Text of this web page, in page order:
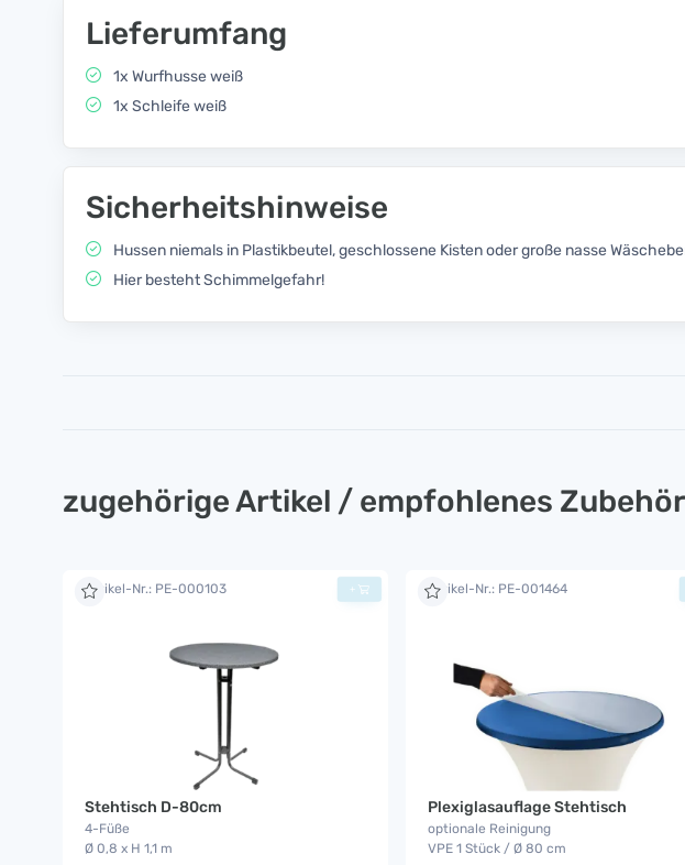
Lieferumfang
1x Wurfhusse weiß
1x Schleife weiß
Sicherheitshinweise
Hussen niemals in Plastikbeutel, geschlossene Kisten oder große nasse
Hier besteht Schimmelgefahr!
zugehörige Artikel / empfohlenes Zubehör
Artikel-Nr.: PE-000103
Stehtisch D-80cm
4-Füße
Ø 0,8 x H 1,1 m
+ Artikel-Nr.: PE-001464
Plexiglasauflage Stehtisch
optionale Reinigung
VPE 1 Stück / Ø 80 cm